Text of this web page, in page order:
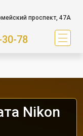
проспект, 47А
78
Nikon